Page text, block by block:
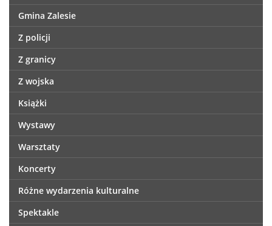
Gmina Zalesie
Z policji
Z granicy
Z wojska
Książki
Wystawy
Warsztaty
Koncerty
Różne wydarzenia kulturalne
Spektakle